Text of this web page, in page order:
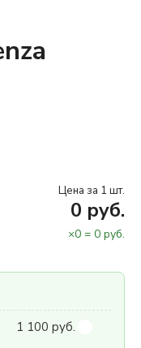
Цена за 1 шт.
0 руб.
×0 = 0 руб.
1 100 руб.